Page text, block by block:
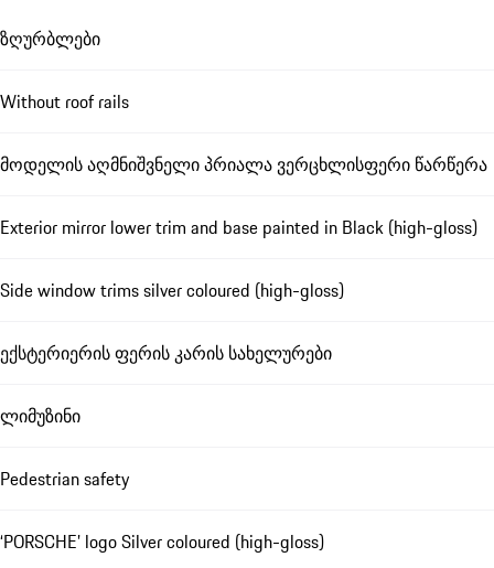
ზღურბლები
Without roof rails
მოდელის აღმნიშვნელი პრიალა ვერცხლისფერი წარწერა
Exterior mirror lower trim and base painted in Black (high-gloss)
Side window trims silver coloured (high-gloss)
ექსტერიერის ფერის კარის სახელურები
ლიმუზინი
Pedestrian safety
‘PORSCHE’ logo Silver coloured (high-gloss)